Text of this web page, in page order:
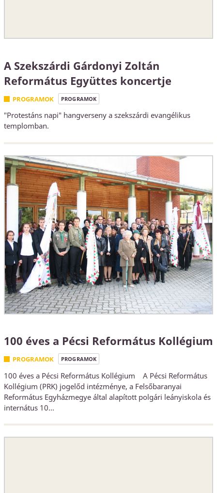
A Szekszárdi Gárdonyi Zoltán
Református Együttes koncertje
PROGRAMOK PROGRAMOK
"Protestáns napi" hangverseny a szekszárdi evangélikus
templomban.
100 éves a Pécsi Református Kollégium
PROGRAMOK PROGRAMOK
100 éves a Pécsi Református Kollégium A Pécsi Református
Kollégium (PRK) jogelőd intézménye, a Felsőbaranyai
Református Egyházmegye által alapított polgári leányiskola és
internátus 10...